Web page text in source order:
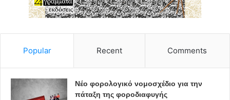
Popular Recent Comments
Νέο φορολογικό νομοσχέδιο για την
πάταξη της φοροδιαφυγής